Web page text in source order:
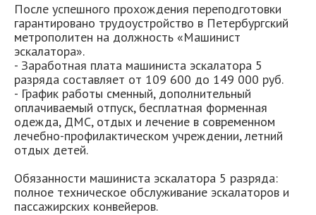
После успешного прохождения переподготовки
гарантировано трудоустройство в Петербургский
метрополитен на должность «Машинист
эскалатора».
- Заработная плата машиниста эскалатора 5
разряда составляет от 109 600 до 149 000 руб.
- График работы сменный, дополнительный
оплачиваемый отпуск, бесплатная форменная
одежда, ДМС, отдых и лечение в современном
лечебно-профилактическом учреждении, летний
отдых детей.
Обязанности машиниста эскалатора 5 разряда:
полное техническое обслуживание эскалаторов и
пассажирских конвейеров.